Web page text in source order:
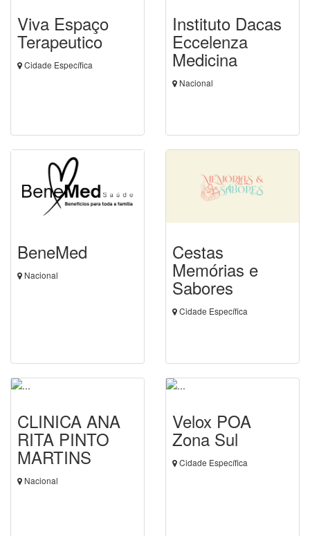
Viva Espaço
Terapeutico
Cidade Específica
Instituto Dacas
Eccelenza
Medicina
Nacional
BeneMed
Nacional
Cestas
Memórias e
Sabores
Cidade Específica
CLINICA ANA
RITA PINTO
MARTINS
Nacional
Velox POA
Zona Sul
Cidade Específica